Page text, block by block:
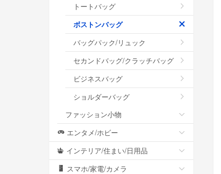
トートバッグ
ボストンバッグ
バッグパック/リュック
セカンドバッグ/クラッチバッグ
ビジネスバッグ
ショルダーバッグ
ファッション小物
エンタメ/ホビー
インテリア/住まい/日用品
スマホ/家電/カメラ